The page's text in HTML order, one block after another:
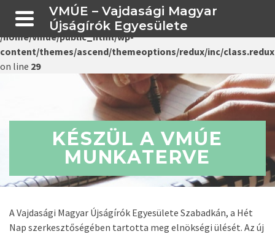
Warning
: Creating default object from empty value in
/home/vmue/public_html/wp-
content/themes/ascend/themeoptions/redux/inc/
on line 29
VMÚE – Vajdasági Magyar
Újságírók Egyesülete
KÉSZÜL A VMÚE
MUNKATERVE
A Vajdasági Magyar Újságírók Egyesülete Szabadkán, a Hét
Nap szerkesztőségében tartotta meg elnökségi ülését. Az új